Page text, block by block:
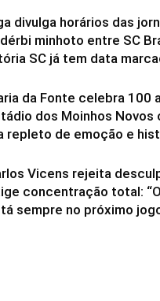
divulga horários das
minhoto entre SC
SC já tem data
da Fonte celebra 100
dos Moinhos Novos
repleto de emoção e
Vicens rejeita
concentração total:
sempre no próximo